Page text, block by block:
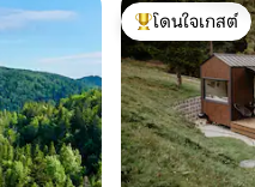
โดนใจเกสต์ที่สุด
โดนใจเกสต์